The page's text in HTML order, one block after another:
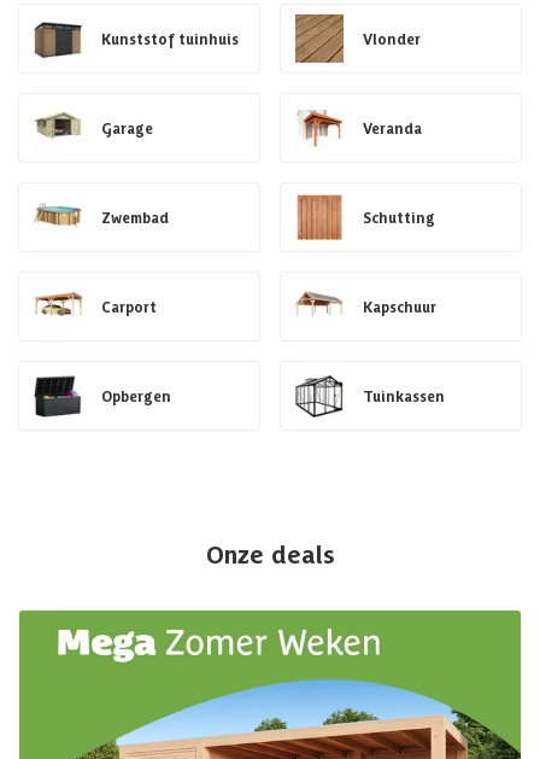
Kunststof tuinhuis Vlonder
Garage Veranda
Zwembad Schutting
Carport Kapschuur
Opbergen Tuinkassen
Onze deals